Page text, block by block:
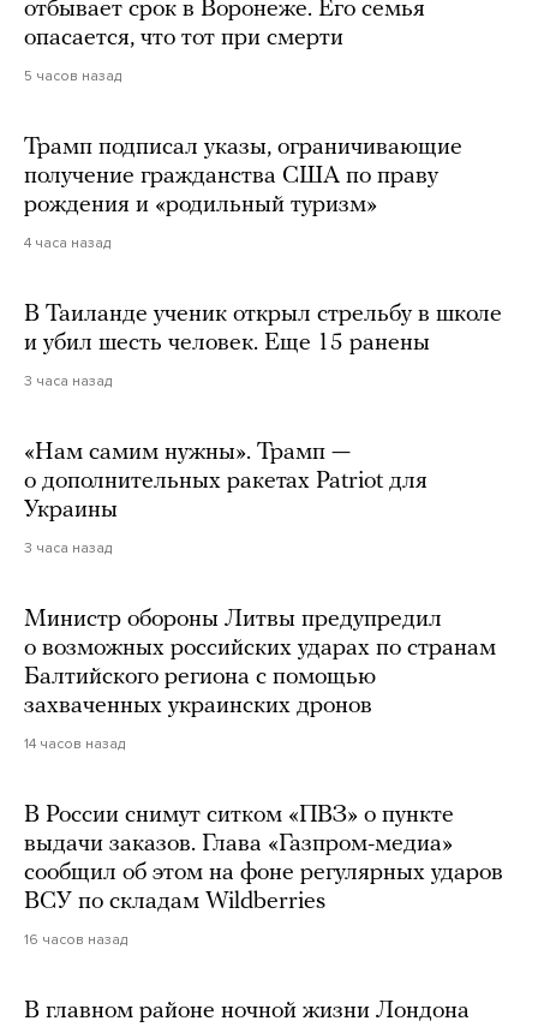
отбывает срок в Воронеже. Его семья
опасается, что тот при смерти
5 часов назад
Трамп подписал указы, ограничивающие
получение гражданства США по праву
рождения и «родильный туризм»
4 часа назад
В Таиланде ученик открыл стрельбу в школе
и убил шесть человек. Еще 15 ранены
3 часа назад
«Нам самим нужны». Трамп —
о дополнительных ракетах Patriot для
Украины
3 часа назад
Министр обороны Литвы предупредил
о возможных российских ударах по странам
Балтийского региона с помощью
захваченных украинских дронов
14 часов назад
В России снимут ситком «ПВЗ» о пункте
выдачи заказов. Глава «Газпром-медиа»
сообщил об этом на фоне регулярных ударов
ВСУ по складам Wildberries
16 часов назад
В главном районе ночной жизни Лондона